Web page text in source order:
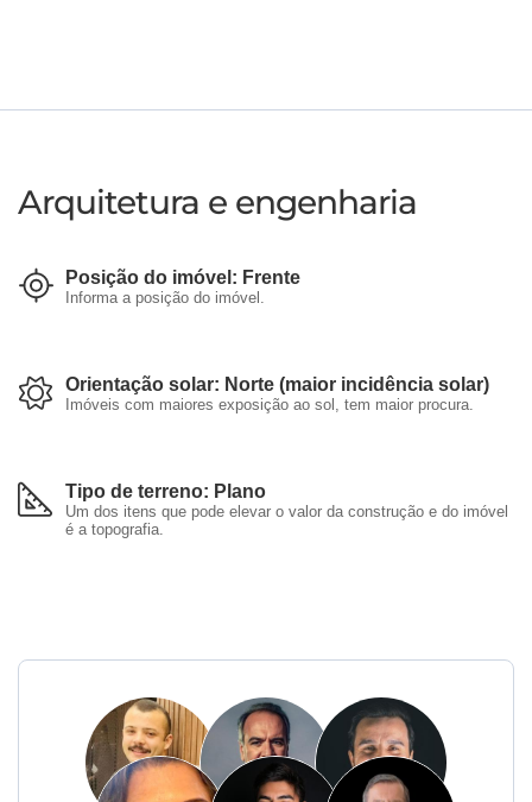
Arquitetura e engenharia
Posição do imóvel: Frente
Informa a posição do imóvel.
Orientação solar: Norte (maior incidência solar)
Imóveis com maiores exposição ao sol, tem maior procura.
Tipo de terreno: Plano
Um dos itens que pode elevar o valor da construção e do imóvel
é a topografia.